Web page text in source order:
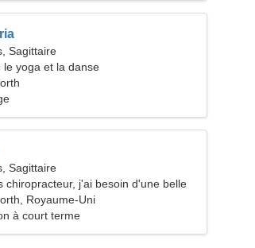
Sagittaire
le yoga et la danse
Sagittaire
chiropracteur, j'ai besoin d'une belle
Royaume-Uni
à court terme